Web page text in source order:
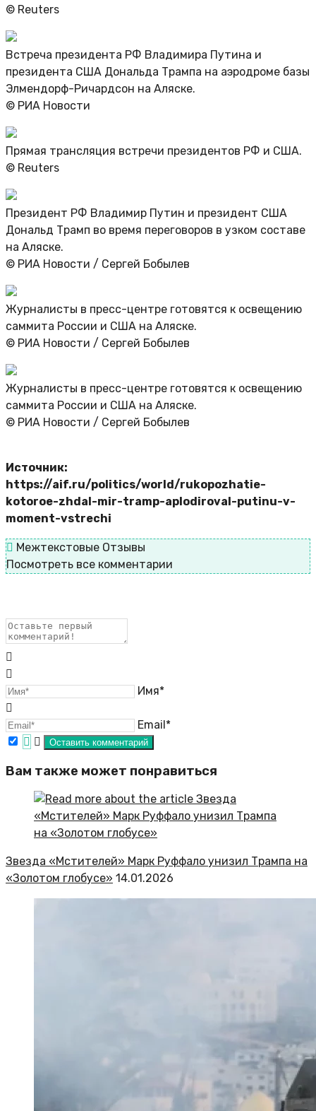
© Reuters
Встреча президента РФ Владимира Путина и
президента США Дональда Трампа на аэродроме базы
Элмендорф-Ричардсон на Аляске.
© РИА Новости
Прямая трансляция встречи президентов РФ и США.
© Reuters
Президент РФ Владимир Путин и президент США
Дональд Трамп во время переговоров в узком составе
на Аляске.
© РИА Новости / Сергей Бобылев
Журналисты в пресс-центре готовятся к освещению
саммита России и США на Аляске.
© РИА Новости / Сергей Бобылев
Журналисты в пресс-центре готовятся к освещению
саммита России и США на Аляске.
© РИА Новости / Сергей Бобылев
Источник:
https://aif.ru/politics/world/rukopozhatie-
kotoroe-zhdal-mir-tramp-aplodiroval-putinu-v-
moment-vstrechi
Межтекстовые Отзывы
Посмотреть все комментарии
Имя*
Email*
Вам также может понравиться
Звезда «Мстителей» Марк Руффало унизил Трампа на
«Золотом глобусе» 14.01.2026